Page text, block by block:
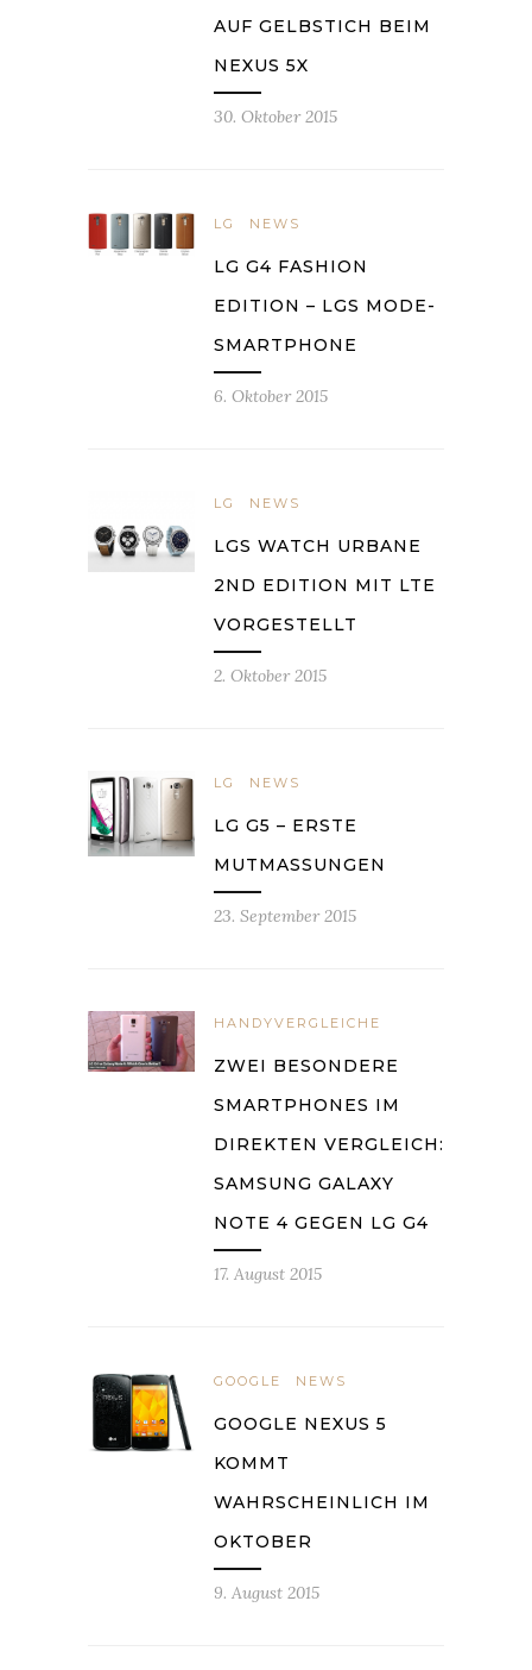
AUF GELBSTICH BEIM
NEXUS 5X
30. Oktober 2015
LG NEWS
LG G4 FASHION
EDITION – LGS MODE-
SMARTPHONE
6. Oktober 2015
LG NEWS
LGS WATCH URBANE
2ND EDITION MIT LTE
VORGESTELLT
2. Oktober 2015
LG NEWS
LG G5 – ERSTE
MUTMASSUNGEN
23. September 2015
HANDYVERGLEICHE
ZWEI BESONDERE
SMARTPHONES IM
DIREKTEN VERGLEICH:
SAMSUNG GALAXY
NOTE 4 GEGEN LG G4
17. August 2015
GOOGLE NEWS
GOOGLE NEXUS 5
KOMMT
WAHRSCHEINLICH IM
OKTOBER
9. August 2015